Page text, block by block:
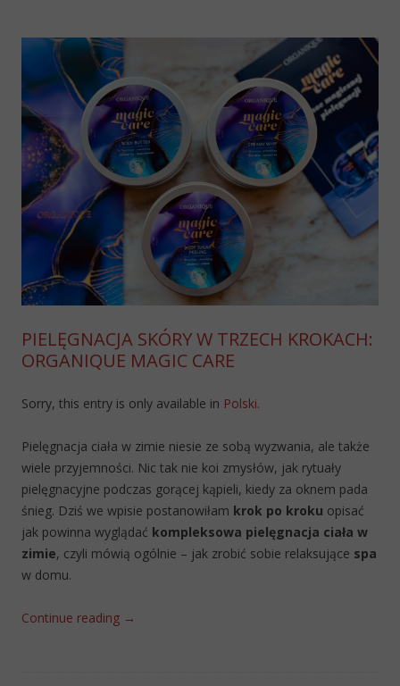
PIELĘGNACJA SKÓRY W TRZECH KROKACH:
ORGANIQUE MAGIC CARE
Sorry, this entry is only available in Polski.
Pielęgnacja ciała w zimie niesie ze sobą wyzwania, ale także
wiele przyjemności. Nic tak nie koi zmysłów, jak rytuały
pielęgnacyjne podczas gorącej kąpieli, kiedy za oknem pada
śnieg. Dziś we wpisie postanowiłam krok po kroku opisać
jak powinna wyglądać kompleksowa pielęgnacja ciała w
zimie, czyli mówią ogólnie – jak zrobić sobie relaksujące spa
w domu.
Continue reading →